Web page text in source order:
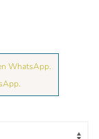
WhatsApp.